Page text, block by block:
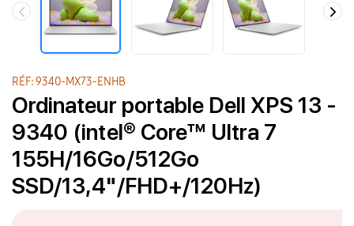
RÉF: 9340-MX73-ENHB
Ordinateur portable Dell XPS 13 -
9340 (intel® Core™ Ultra 7
155H/16Go/512Go
SSD/13,4"/FHD+/120Hz)